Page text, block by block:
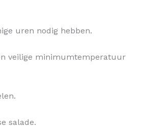
uren nodig hebben.
veilige minimumtemperatuur
salade.